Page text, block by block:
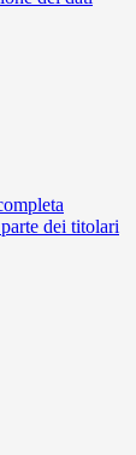
dei titolari